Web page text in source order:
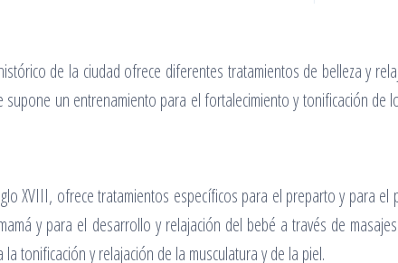
de la ciudad ofrece diferentes tratamientos de belleza y
un entrenamiento para el fortalecimiento y tonificación de
XVIII, ofrece tratamientos específicos para el preparto y para
y para el desarrollo y relajación del bebé a través de
tonificación y relajación de la musculatura y de la piel.